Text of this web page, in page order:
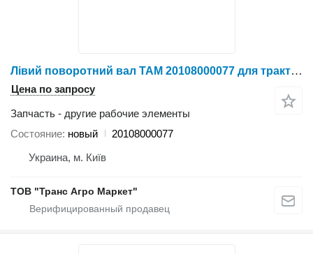
Лівий поворотний вал TAM 20108000077 для трактора колесного NLX1404
Цена по запросу
Запчасть - другие рабочие элементы
Состояние новый
20108000077
Украина, м. Київ
ТОВ "Транс Агро Маркет"